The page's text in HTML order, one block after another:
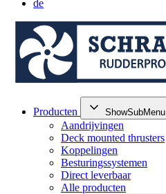
de
Producten ShowSubMenu
Aandrijvingen
Deck mounted thrusters
Koppelingen
Besturingssystemen
Direct leverbaar
Alle producten